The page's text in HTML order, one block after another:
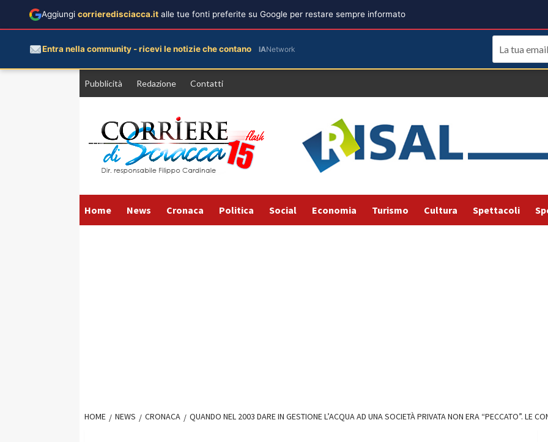
Pubblicità Redazione Contatti
Home News Cronaca Politica Social Economia Turismo Cultura Spettacoli
HOME NEWS CRONACA QUANDO NEL 2003 DARE IN GESTIONE L’ACQUA AD UNA SOCIETÀ PRIVATA NON ERA “PECCATO”. LE
Aggiungi corrieredisciacca.it alle tue fonti preferite su Google per restare sempre informato
Entra nella community - ricevi le notizie che contano IANetwork